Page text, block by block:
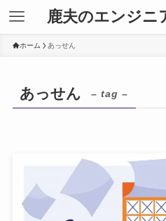
鹿夫のエンジニ
ホーム あっせん
あっせん – tag –